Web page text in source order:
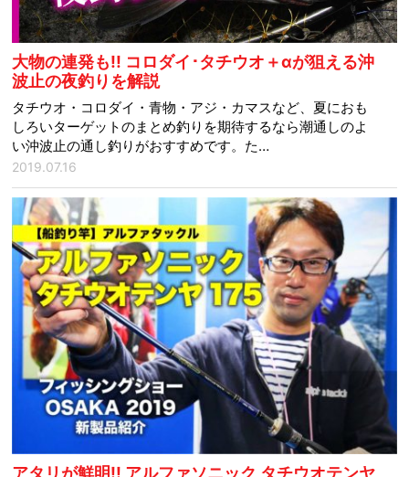
大物の連発も!! コロダイ･タチウオ＋αが狙える沖
波止の夜釣りを解説
タチウオ・コロダイ・青物・アジ・カマスなど、夏におも
しろいターゲットのまとめ釣りを期待するなら潮通しのよ
い沖波止の通し釣りがおすすめです。た…
2019.07.16
アタリが鮮明!! アルファソニック タチウオテンヤ